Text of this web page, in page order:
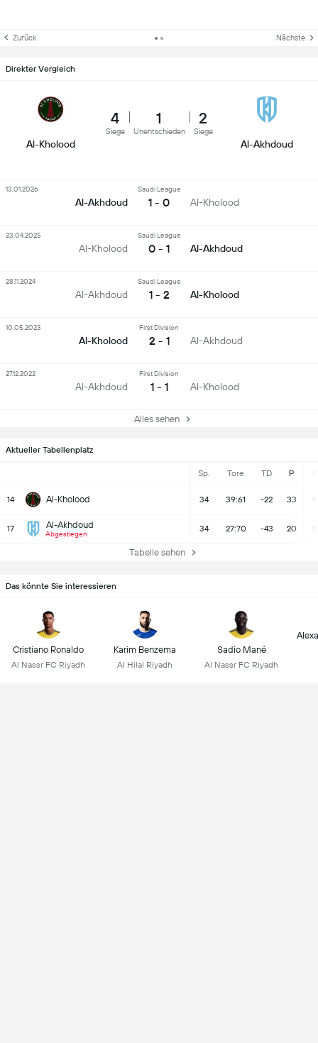
Aktueller Tabellenplatz
Sp. Tore TD P
14 Al-Kholood 34 39:61 -22 33 9
17 Al-Akhdoud
Abgestiegen
34 27:70 -43 20 5
Tabelle sehen
Zurück Nächste
Direkter Vergleich
Al-Kholood
4
Siege
1
Unentschieden
2
Siege
Al-Akhdoud
Al-Akhdoud
Saudi League
1 - 0 Al-Kholood
13.01.2026
Al-Kholood
Saudi League
0 - 1 Al-Akhdoud
23.04.2025
Al-Akhdoud
Saudi League
1 - 2 Al-Kholood
28.11.2024
Al-Kholood
First Division
2 - 1 Al-Akhdoud
10.05.2023
Al-Akhdoud
First Division
1 - 1 Al-Kholood
27.12.2022
Alles sehen
Das könnte Sie interessieren
Cristiano Ronaldo
Al Nassr FC Riyadh
Karim Benzema
Al Hilal Riyadh
Sadio Mané
Al Nassr FC Riyadh